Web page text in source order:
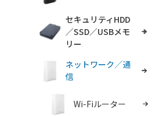
セキュリティHDD
／SSD／USBメモ
リー
ネットワーク／通
信
Wi-Fiルーター